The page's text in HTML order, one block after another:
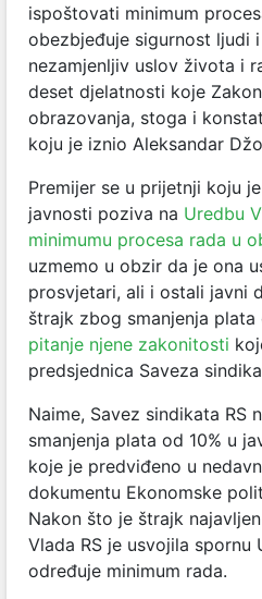
ispoštovati minimum
obezbjeđuje sigurnost ljudi
nezamjenljiv uslov života i
deset djelatnosti koje
obrazovanja, stoga i
koju je iznio Aleksandar
Premijer se u prijetnji koju
javnosti poziva na Uredbu
minimumu procesa rada u
uzmemo u obzir da je ona
prosvjetari, ali i ostali javni
štrajk zbog smanjenja plata
pitanje njene zakonitosti
predsjednica Saveza
Naime, Savez sindikata RS
smanjenja plata od 10% u
koje je predviđeno u
dokumentu Ekonomske
Nakon što je štrajk
Vlada RS je usvojila spornu
određuje minimum rada.